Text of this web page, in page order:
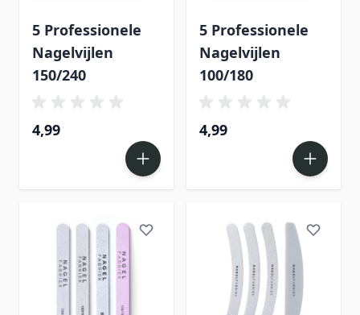
5 Professionele
Nagelvijlen
150/240
4,99
5 Professionele
Nagelvijlen
100/180
4,99